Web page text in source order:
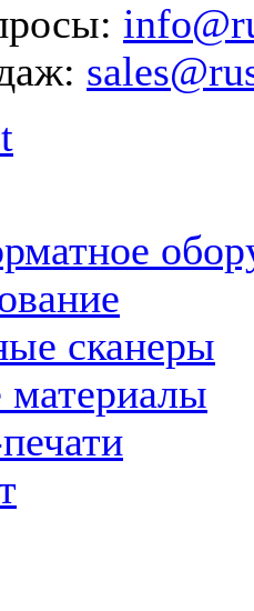
сканеры
материалы